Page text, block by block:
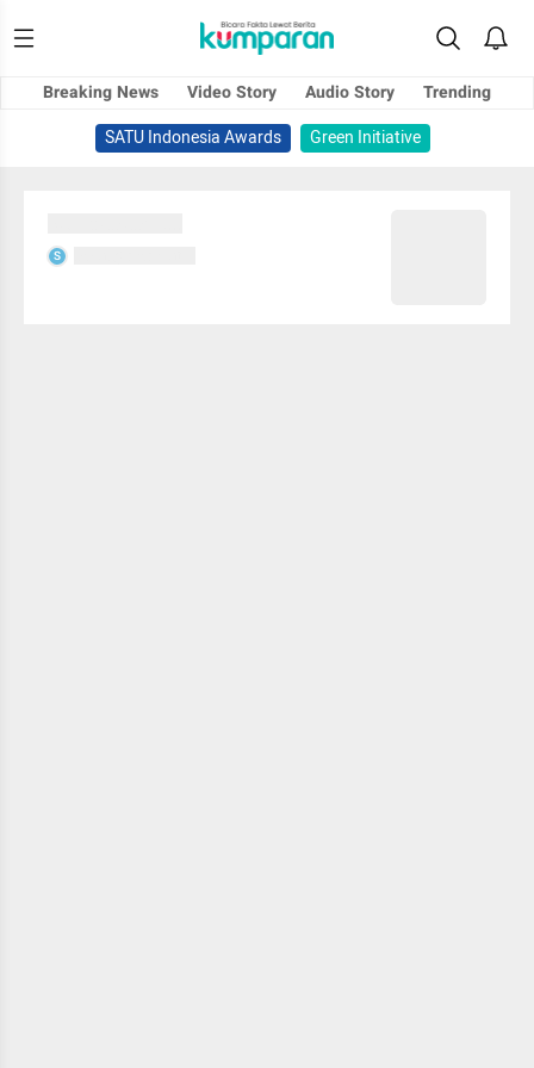
Breaking News Video Story Audio Story
Trending
SATU Indonesia Awards
Green Initiative
S